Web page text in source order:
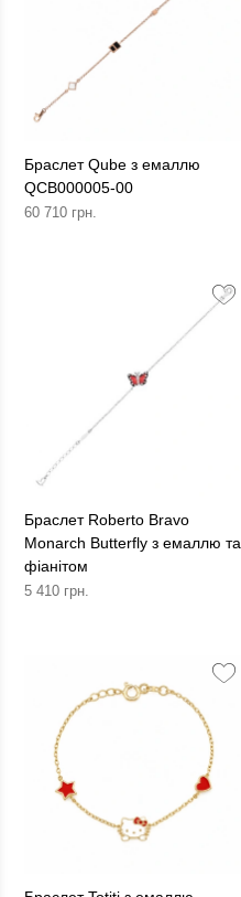
Браслет Qube з емаллю
QCB000005-00
60 710 грн.
Браслет Roberto Bravo
Monarch Butterfly з емаллю та
фіанітом
5 410 грн.